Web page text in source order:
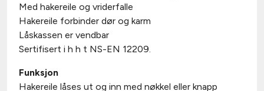
Med hakereile og vriderfalle
Hakereile forbinder dør og karm
Låskassen er vendbar
Sertifisert i h h t NS-EN 12209.
Funksjon
Hakereile låses ut og inn med nøkkel eller knapp